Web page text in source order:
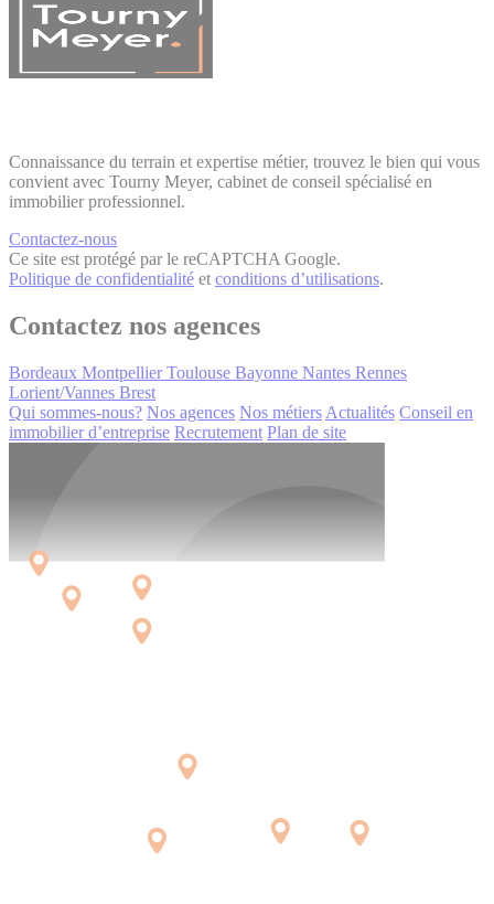
Connaissance du terrain et expertise métier, trouvez le bien qui vous
convient avec Tourny Meyer, cabinet de conseil spécialisé en
immobilier professionnel.
Contactez-nous
Ce site est protégé par le reCAPTCHA Google.
Politique de confidentialité et conditions d’utilisations.
Contactez nos agences
Bordeaux Montpellier Toulouse Bayonne Nantes Rennes
Lorient/Vannes Brest
Qui sommes-nous? Nos agences Nos métiers Actualités Conseil en
immobilier d’entreprise Recrutement Plan de site